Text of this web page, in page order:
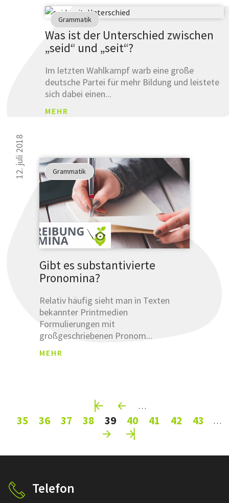
Grammatik
Was ist der Unterschied zwischen
„seid“ und „seit“?
Im letzten Wahlkampf warb eine große
deutsche Partei für mehr Bildung und leistete
sich dabei einen...
MEHR
12. juli 2018 Grammatik
Gibt es substantivierte
Pronomina?
Relativ häufig sieht man in Texten
bekannter Printmedien
Formulierungen mit
großgeschriebenen Pronom...
MEHR
…
35 36 37 38 39 40 41 42 43 …
Telefon